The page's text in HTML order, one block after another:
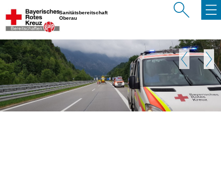
Sanitätsbereitschaft
Oberau
Zurück